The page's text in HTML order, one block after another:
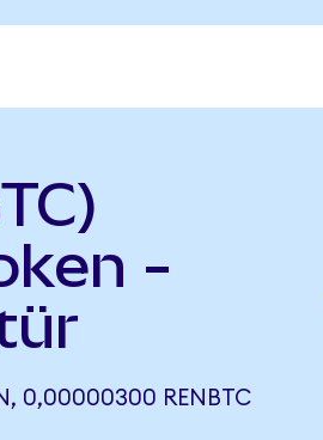
-
0,00000300 RENBTC